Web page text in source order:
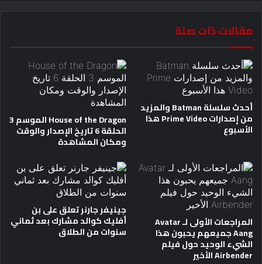
مقالات ذات صلة
أحدث سلسلة Batman والمزيد
من إصدارات Prime Video هذا
الأسبوع
House of the Dragon الموسم 3
الحلقة 6 تاريخ الإصدار والوقت
ومكان المشاهدة
المراجعات الأولى لـ Avatar
Aang جميعهم يحبون هذا
الشيء الوحيد حول فيلم
Airbender الأخير
جينيفر جارنر تعلق على بن
أفليك كوالد مشارك بعد ثماني
سنوات من الطلاق